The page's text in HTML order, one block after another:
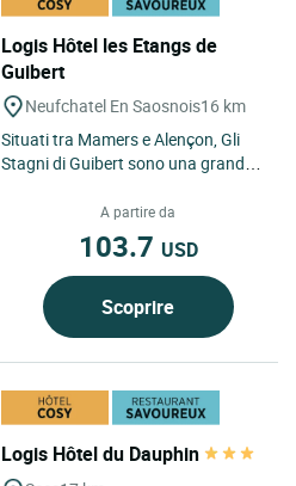
Logis Hôtel les Etangs de
Guibert
Neufchatel En Saosnois16 km
Situati tra Mamers e Alençon, Gli
Stagni di Guibert sono una grande
di 8 ettari ricco...A partire da
103.7 USD
Scoprire
Logis Hôtel du Dauphin